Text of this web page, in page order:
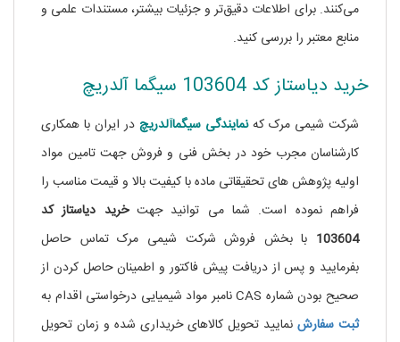
می‌کنند. برای اطلاعات دقیق‌تر و جزئیات بیشتر، مستندات علمی و
منابع معتبر را بررسی کنید.
خرید دیاستاز کد 103604 سیگما آلدریچ
شرکت شیمی مرک کهنمایندگی سیگماآلدریچ در ایران با همکاری
کارشناسان مجرب خود در بخش فنی و فروش جهت تامین مواد
اولیه پژوهش های تحقیقاتی مادهبا کیفیت بالا و قیمت مناسب را
فراهم نموده است. شما می توانید جهتخرید دیاستاز کد
103604 با بخش فروش شرکت شیمی مرک تماس حاصل
بفرمایید و پس از دریافت پیش فاکتور و اطمینان حاصل کردن از
صحیح بودن شماره CAS نامبر مواد شیمیایی درخواستی اقدام به
ثبت سفارش نمایید تحویل کالاهای خریداری شده و زمان تحویل